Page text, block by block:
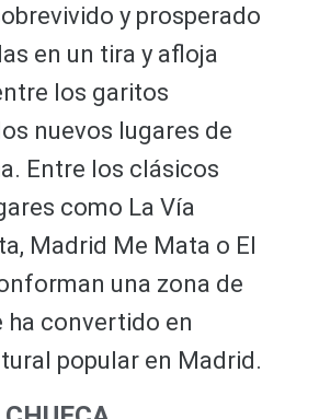
y prosperado
en un tira y afloja
los garitos
nuevos lugares de
Entre los clásicos
como La Vía
Madrid Me Mata o El
una zona de
ha convertido en
popular en Madrid.